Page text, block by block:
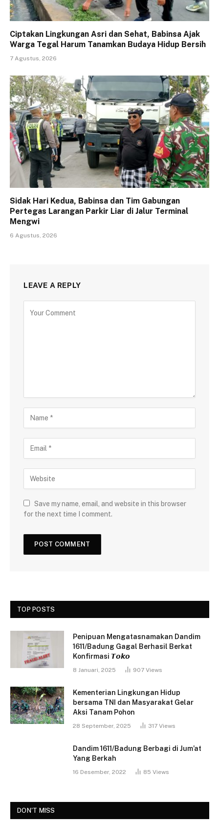
Ciptakan Lingkungan Asri dan Sehat, Babinsa Ajak
Warga Tegal Harum Tanamkan Budaya Hidup Bersih
7 Agustus, 2026
Sidak Hari Kedua, Babinsa dan Tim Gabungan
Pertegas Larangan Parkir Liar di Jalur Terminal
Mengwi
6 Agustus, 2026
LEAVE A REPLY
Save my name, email, and website in this browser
for the next time I comment.
TOP POSTS
Penipuan Mengatasnamakan Dandim
1611/Badung Gagal Berhasil Berkat
Konfirmasi 𝙏𝙤𝙠𝙤
8 Januari, 2025 907 Views
Kementerian Lingkungan Hidup
bersama TNI dan Masyarakat Gelar
Aksi Tanam Pohon
28 September, 2025 317 Views
Dandim 1611/Badung Berbagi di Jum’at
Yang Berkah
16 Desember, 2022 85 Views
DON'T MISS